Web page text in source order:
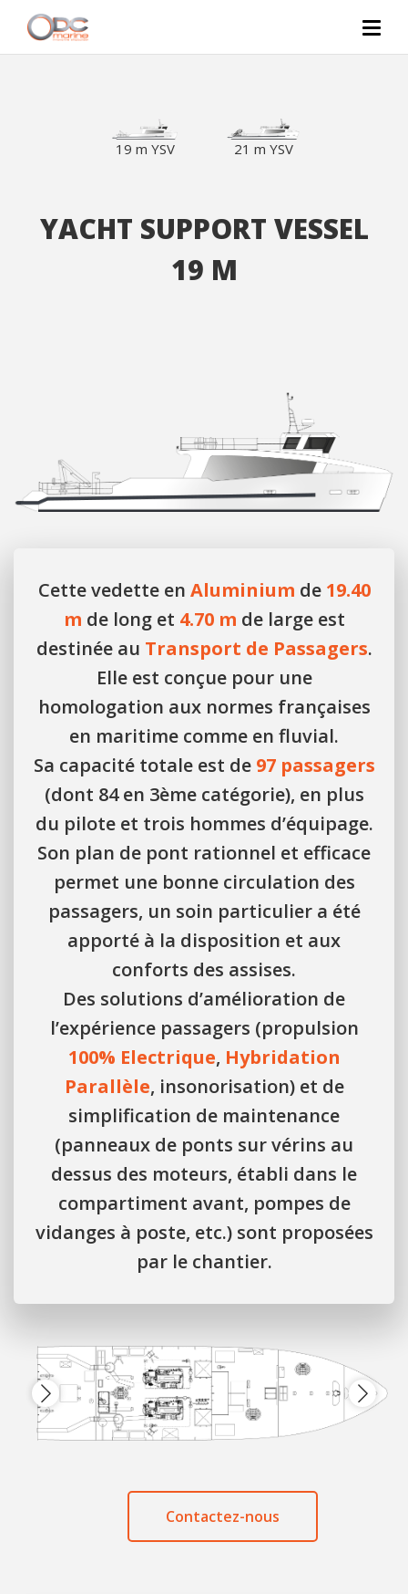
19 m YSV 21 m YSV
YACHT SUPPORT VESSEL
19 M
Cette vedette en Aluminium de 19.40
m de long et 4.70 m de large est
destinée au Transport de Passagers.
Elle est conçue pour une
homologation aux normes françaises
en maritime comme en fluvial.
Sa capacité totale est de 97 passagers
(dont 84 en 3ème catégorie), en plus
du pilote et trois hommes d’équipage.
Son plan de pont rationnel et efficace
permet une bonne circulation des
passagers, un soin particulier a été
apporté à la disposition et aux
conforts des assises.
Des solutions d’amélioration de
l’expérience passagers (propulsion
100% Electrique, Hybridation
Parallèle, insonorisation) et de
simplification de maintenance
(panneaux de ponts sur vérins au
dessus des moteurs, établi dans le
compartiment avant, pompes de
vidanges à poste, etc.) sont proposées
par le chantier.
Contactez-nous